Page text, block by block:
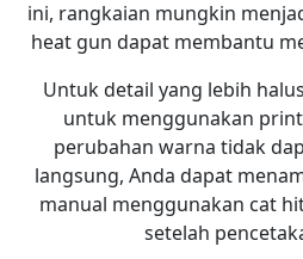
ini, rangkaian mungkin
heat gun dapat membantu
Untuk detail yang lebih
untuk menggunakan
perubahan warna tidak
langsung, Anda dapat
manual menggunakan cat
setelah